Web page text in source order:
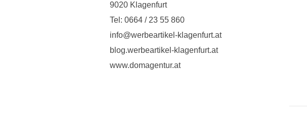
9020 Klagenfurt
Tel: 0664 / 23 55 860
info@werbeartikel-klagenfurt.at
blog.werbeartikel-klagenfurt.at
www.domagentur.at